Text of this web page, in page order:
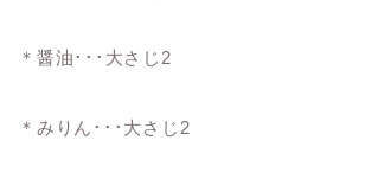
＊醤油･･･大さじ2
＊みりん･･･大さじ2